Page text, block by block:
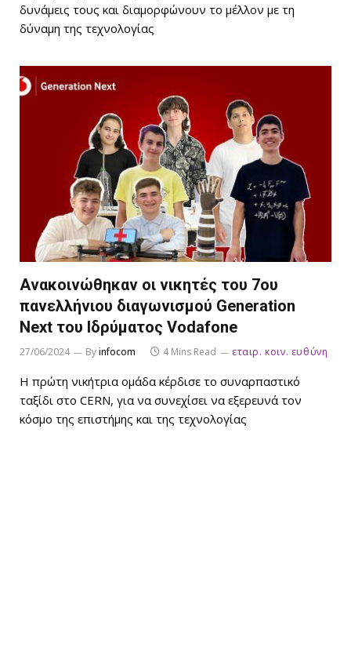
δυνάμεις τους και διαμορφώνουν το μέλλον με τη
δύναμη της τεχνολογίας
Ανακοινώθηκαν οι νικητές του 7ου
πανελλήνιου διαγωνισμού Generation
Next του Ιδρύματος Vodafone
27/06/2024 Byinfocom 4 Mins Read εταιρ. κοιν. ευθύνη
Η πρώτη νικήτρια ομάδα κέρδισε το συναρπαστικό
ταξίδι στο CERN, για να συνεχίσει να εξερευνά τον
κόσμο της επιστήμης και της τεχνολογίας